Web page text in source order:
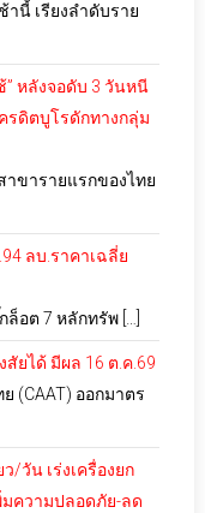
นี้ เรียงลำดับราย
” หลังจอดับ 3 วันหนี
รดิตบูโรดักทางกลุ่ม
าขารายแรกของไทย
ลบ.ราคาเฉลี่ย
อต 7 หลักทรัพ […]
สัยได้ มีผล 16 ต.ค.69
(CAAT) ออกมาตร
/วัน เร่งเครื่องยก
ความปลอดภัย-ลด